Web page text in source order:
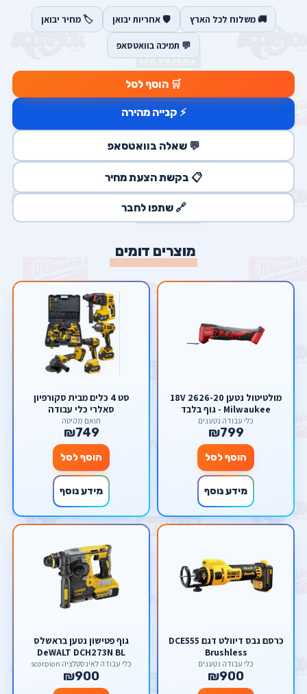
🚚 משלוח לכל הארץ 🛡️ אחריות יבואן 🏷️ מחיר יבואן
💬 תמיכה בוואטסאפ
🛒 הוסף לסל
⚡ קנייה מהירה
💬 שאלה בוואטסאפ
📋 בקשת הצעת מחיר
🔗 שתפו לחבר
מוצרים דומים
מולטיטול נטען 18V 2626-20
Milwaukee - גוף בלבד
כלי עבודה נטענים
₪799
הוסף לסל
מידע נוסף
סט 4 כלים מבית סקורפיון
סאלרי כלי עבודה
תואם מקיטה
₪749
הוסף לסל
מידע נוסף
כרסם גבס דיוולט דגם DCE555
Brushless
כלי עבודה נטענים
₪900
גוף פטישון נטען בראשלס
DeWALT DCH273N BL
18V/20V DeWalt
כלי עבודה לאינסטלציה scorpion
₪900